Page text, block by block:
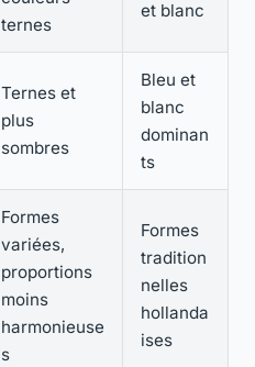
ternes
et blanc
Ternes et
plus
sombres
Bleu et
blanc
dominan
ts
Formes
variées,
proportions
moins
harmonieuse
s
Formes
tradition
nelles
hollanda
ises